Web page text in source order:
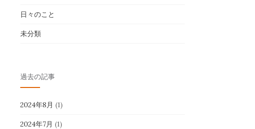
日々のこと
未分類
過去の記事
2024年8月 (1)
2024年7月 (1)